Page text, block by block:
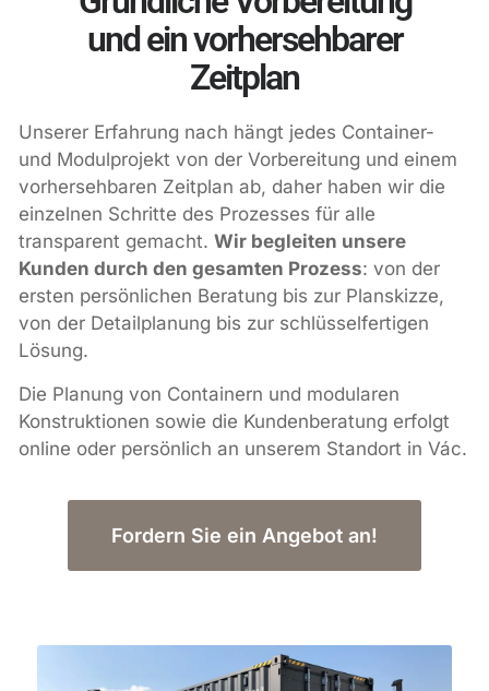
und ein vorhersehbarer
Zeitplan
Unserer Erfahrung nach hängt jedes Container-
und Modulprojekt von der Vorbereitung und einem
vorhersehbaren Zeitplan ab, daher haben wir die
einzelnen Schritte des Prozesses für alle
transparent gemacht. Wir begleiten unsere
Kunden durch den gesamten Prozess: von der
ersten persönlichen Beratung bis zur Planskizze,
von der Detailplanung bis zur schlüsselfertigen
Lösung.
Die Planung von Containern und modularen
Konstruktionen sowie die Kundenberatung erfolgt
online oder persönlich an unserem Standort in Vác.
Fordern Sie ein Angebot an!